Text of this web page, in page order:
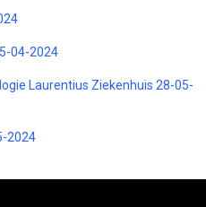
04-2024
Laurentius Ziekenhuis 28-05-
2024